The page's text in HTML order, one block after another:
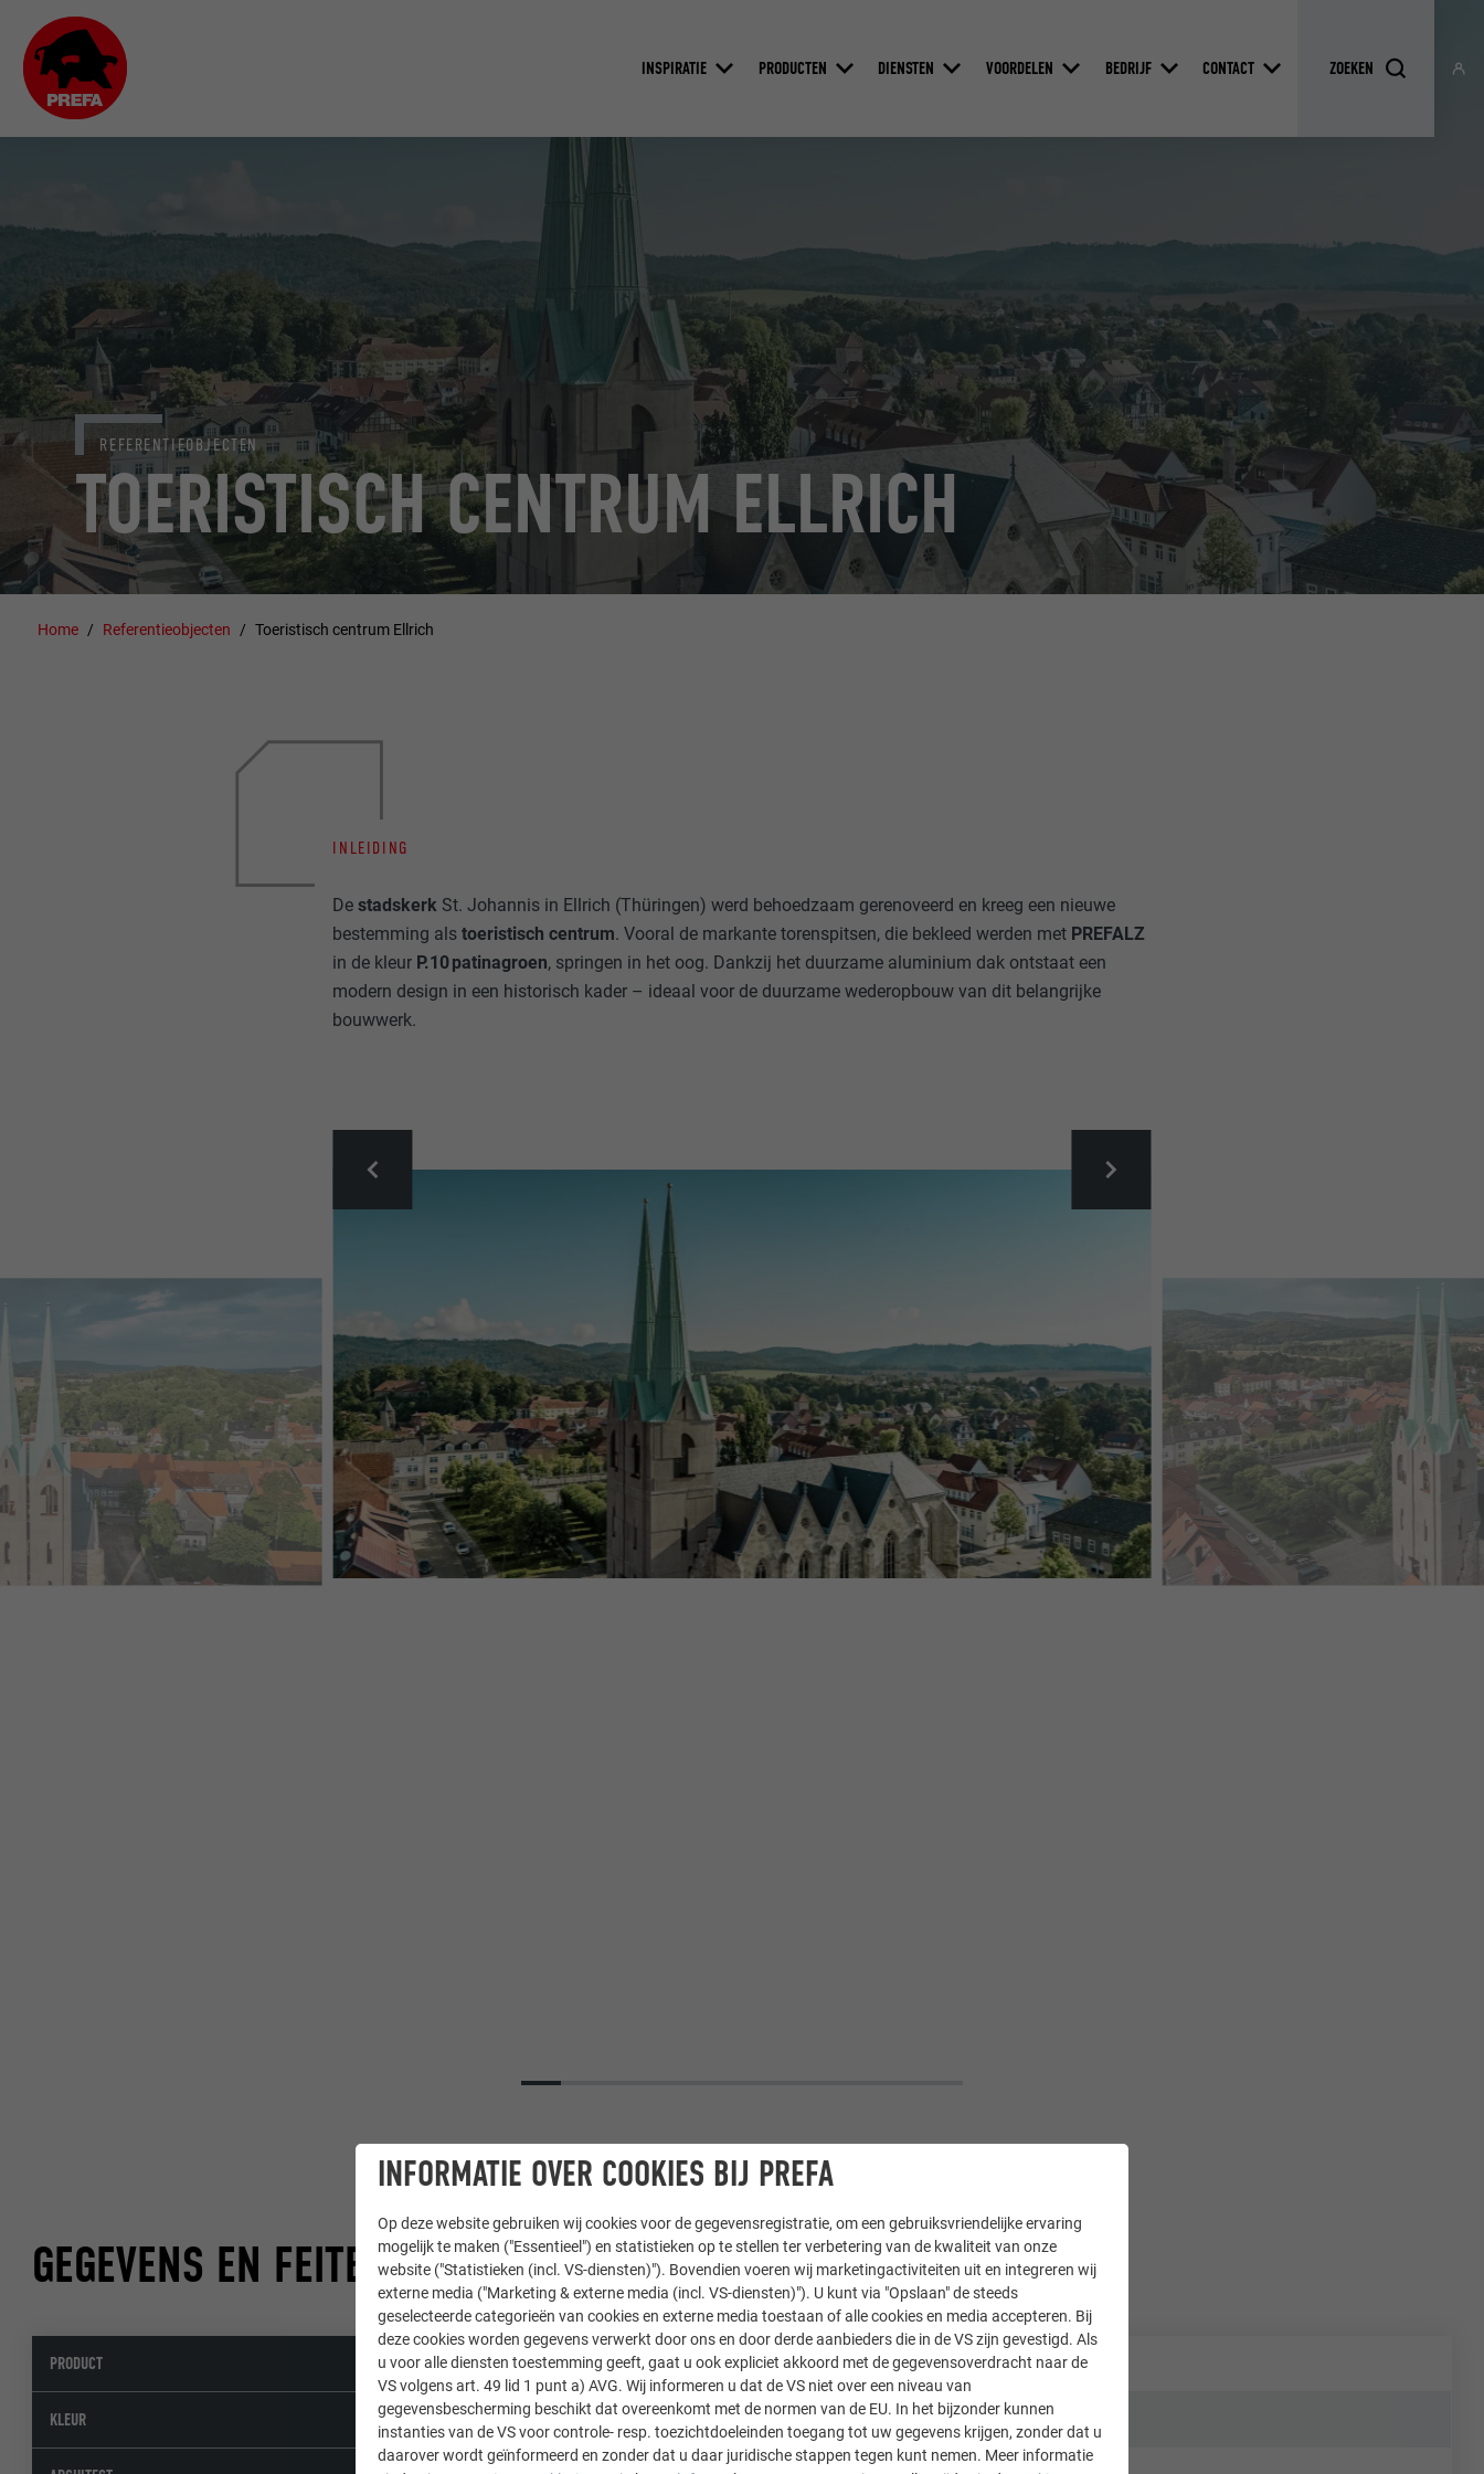
INSPIRATIE PRODUCTEN DIENSTEN VOORDELEN BEDRIJF CONTACT
TOERISTISCH CENTRUM ELLRICH
REFERENTIEOBJECTEN
Home Referentieobjecten Toeristisch centrum Ellrich
INLEIDING
Destadskerk St. Johannis in Ellrich (Thüringen) werd behoedzaam gerenoveerd en kreeg een nieuwe
bestemming alstoeristisch centrum. Vooral de markante torenspitsen, die bekleed werden met PREFALZ
in de kleur P.10 patinagroen, springen in het oog. Dankzij het duurzame aluminium dak ontstaat een
modern design in een historisch kader – ideaal voor de duurzame wederopbouw van dit belangrijke
bouwwerk.
GEGEVENS EN FEITEN
PRODUCT Daksysteem PREFALZ
KLEUR 46 P.10 patina groen
INFORMATIE OVER COOKIES BIJ PREFA
Op deze website gebruiken wij cookies voor de gegevensregistratie, om een gebruiksvriendelijke ervaring
mogelijk te maken ("Essentieel") en statistieken op te stellen ter verbetering van de kwaliteit van onze
website ("Statistieken (incl. VS-diensten)"). Bovendien voeren wij marketingactiviteiten uit en integreren wij
externe media ("Marketing & externe media (incl. VS-diensten)"). U kunt via "Opslaan" de steeds
geselecteerde categorieën van cookies en externe media toestaan of alle cookies en media accepteren. Bij
deze cookies worden gegevens verwerkt door ons en door derde aanbieders die in de VS zijn gevestigd. Als
u voor alle diensten toestemming geeft, gaat u ook expliciet akkoord met de gegevensoverdracht naar de
VS volgens art. 49 lid 1 punt a) AVG. Wij informeren u dat de VS niet over een niveau van
gegevensbescherming beschikt dat overeenkomt met de normen van de EU. In het bijzonder kunnen
instanties van de VS voor controle- resp. toezichtdoeleinden toegang tot uw gegevens krijgen, zonder dat u
daarover wordt geïnformeerd en zonder dat u daar juridische stappen tegen kunt nemen. Meer informatie